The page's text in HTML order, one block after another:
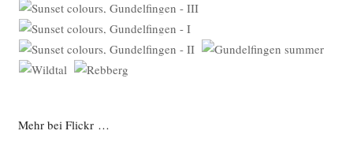
Mehr bei Flickr …